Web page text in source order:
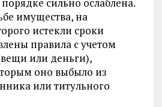
имущества, на
истекли сроки
правила с учетом
или деньги),
оно выбыло из
или титульного